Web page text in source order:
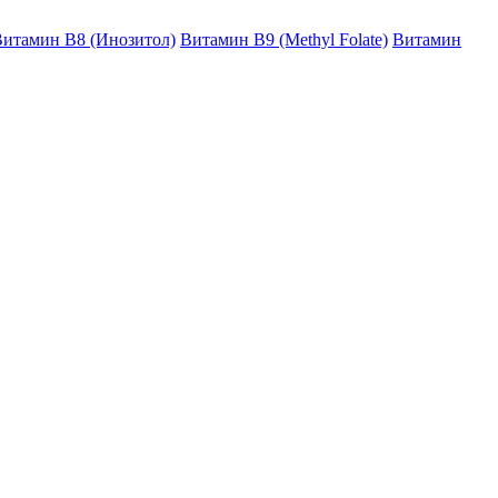
B8 (Инозитол) Витамин B9 (Methyl Folate) Витамин